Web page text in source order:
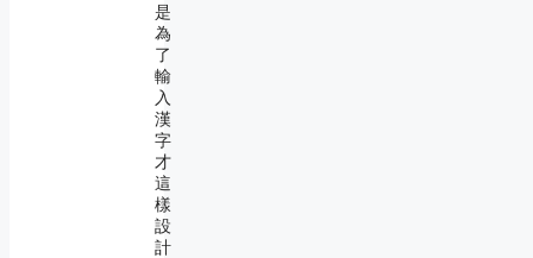
是
為
了
輸
入
漢
字
才
這
樣
設
計